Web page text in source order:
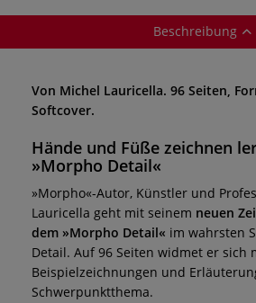
Beschreibung
Von Michel Lauricella. 96 Seiten,
Softcover.
Hände und Füße zeichnen
»Morpho Detail«
»Morpho«-Autor, Künstler und
Lauricella geht mit seinem neuen
dem »Morpho Detail« im wahrsten
Detail. Auf 96 Seiten widmet er sich
Beispielzeichnungen und
Schwerpunktthema.